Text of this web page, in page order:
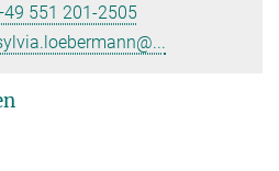
551 201-2505